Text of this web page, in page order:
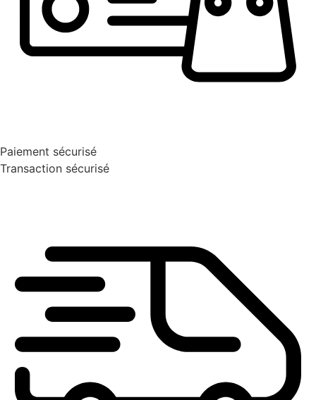
Paiement sécurisé
Transaction sécurisé